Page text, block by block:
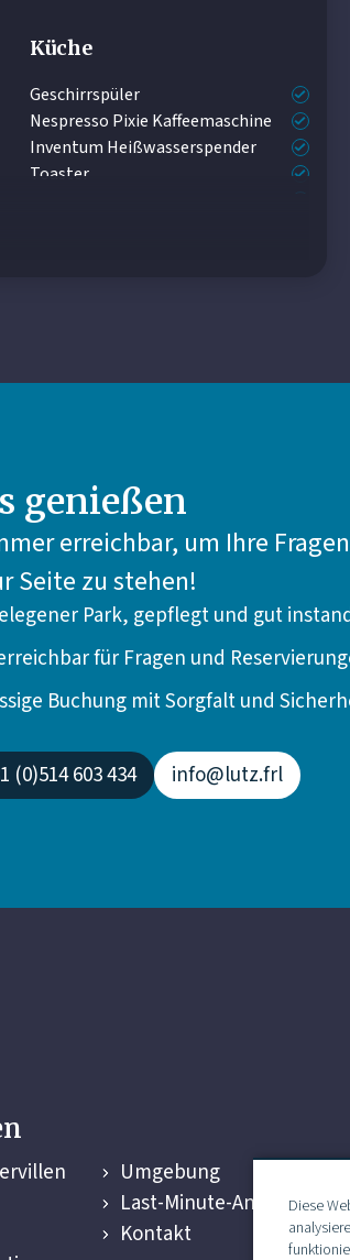
Küche
Geschirrspüler
Nespresso Pixie Kaffeemaschine
Inventum Heißwasserspender
Toaster
genießen
erreichbar, um Ihre
Seite zu stehen!
Park, gepflegt und gut
für Fragen und
Buchung mit Sorgfalt und
(0)514 603 434 info@lutz.frl
Umgebung
Last-Minute-Angebote
Kontakt
Diese